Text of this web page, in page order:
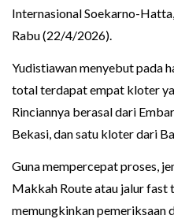
Internasional Soekarno-Hatta,
Rabu (22/4/2026).
Yudistiawan menyebut pada
total terdapat empat kloter
Rinciannya berasal dari
Bekasi, dan satu kloter dari
Guna mempercepat proses,
Makkah Route atau jalur fast
memungkinkan pemeriksaan